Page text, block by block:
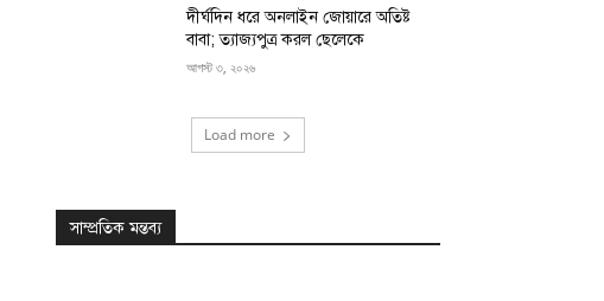
দীর্ঘদিন ধরে অনলাইন জোয়ারে অতিষ্ট
বাবা; ত্যাজ্যপুত্র করল ছেলেকে
আগস্ট ৩, ২০২৬
Load more
সাম্প্রতিক মন্তব্য